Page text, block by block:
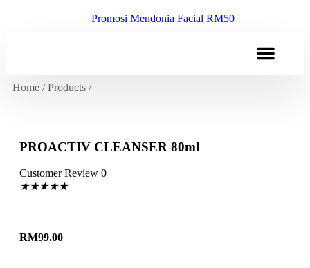
Promosi Mendonia Facial RM50
Home /Products /
PROACTIV CLEANSER 80ml
Customer Review 0
★★★★★
RM99.00